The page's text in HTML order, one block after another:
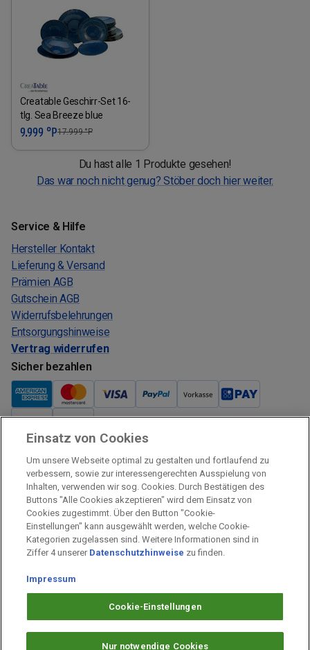
Creatable Geschirr-Set 16-
tlg. Sea Breeze blue
9.999 °P17.999°P
Du hast alle 1 Produkte gesehen!
Das war noch nicht genug? Stöber doch hier weiter.
Service & Hilfe
Hersteller Kontakt
Lieferung & Versand
Prämien AGB
Gutschein AGB
Widerrufsbelehrungen
Entsorgungshinweise
Vertrag widerrufen
Sicher bezahlen
Verkauf und Versand
Kostenloser Versand:
Verkauf und Versand durch:
Verkauf Gutscheine durch:
Sicher einkaufen
Prämien Impressum
Prämien Datenschutz
Einsatz von Cookies
Um unsere Webseite optimal zu gestalten und fortlaufend zu
verbessern, sowie zur interessengerechten Ausspielung von
Inhalten, verwenden wir sog. Cookies. Durch Bestätigen des
Buttons "Alle Cookies akzeptieren" wird dem Einsatz von
Cookies zugestimmt. Über den Button "Cookie-
Einstellungen" kann ausgewählt werden, welche Cookie-
Kategorien zugelassen sind. Weitere Informationen sind in
Ziffer 4 unserer Datenschutzhinweise zu finden.
Impressum
Cookie-Einstellungen
Nur notwendige Cookies